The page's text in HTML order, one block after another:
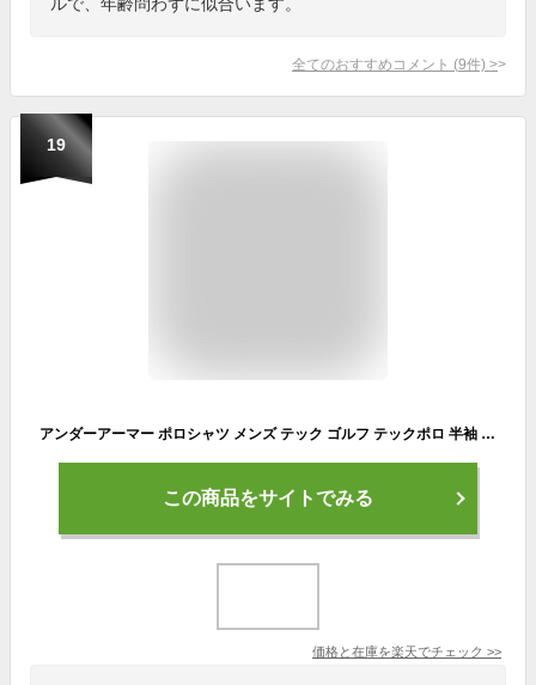
全てのおすすめコメント (9件) >
19
アンダーアーマー ポロシャツ メンズ テック ゴルフ テックポロ 半袖 UNDER ARMOUR TECH POLO SHIRT 1290140 全16色 ウエア ブランド トップス ヒートギア ゴルフウェア スポーツ トレーニング ジム
この商品をサイトでみる
価格と在庫を楽天でチェック >>